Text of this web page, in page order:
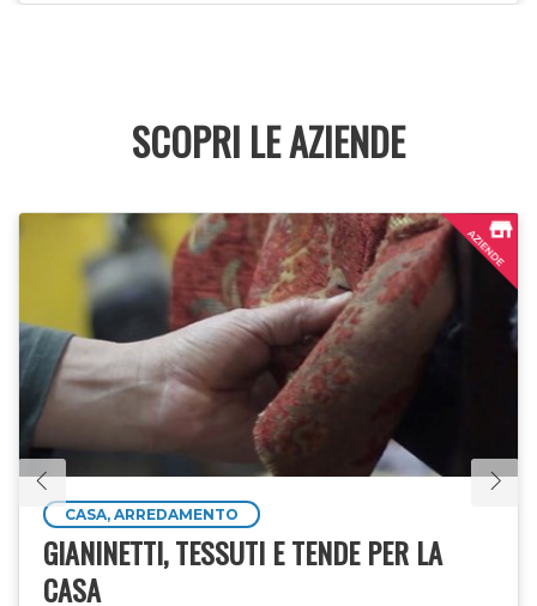
SCOPRI LE AZIENDE
CASA, ARREDAMENTO
GIANINETTI, TESSUTI E TENDE PER LA
CASA